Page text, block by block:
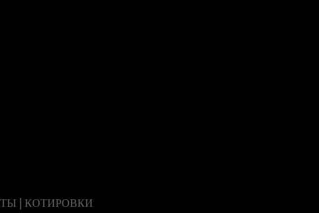
| КОТИРОВКИ